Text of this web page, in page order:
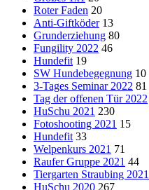
Roter Faden 20
Anti-Giftköder 13
Grunderziehung 80
Fungility 2022 46
Hundefit 19
SW Hundebegegnung 10
3-Tages Seminar 2022 81
Tag der offenen Tür 2022
HuSchu 2021 230
Fotoshooting 2021 15
Hundefit 33
Welpenkurs 2021 71
Raufer Gruppe 2021 44
Tiergarten Straubing 2021
HuSchu 2020 267